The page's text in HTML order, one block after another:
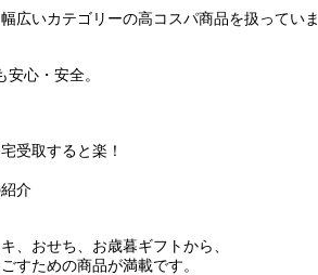
広いカテゴリーの高コスパ商品を扱っていま
心・安全。
受取すると楽！
介
、おせち、お歳暮ギフトから、
すための商品が満載です。